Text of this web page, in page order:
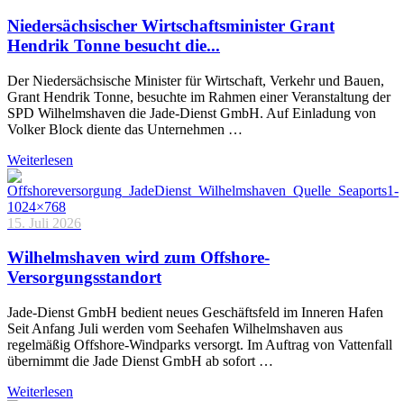
Niedersächsischer Wirtschaftsminister Grant
Hendrik Tonne besucht die...
Der Niedersächsische Minister für Wirtschaft, Verkehr und Bauen,
Grant Hendrik Tonne, besuchte im Rahmen einer Veranstaltung der
SPD Wilhelmshaven die Jade-Dienst GmbH. Auf Einladung von
Volker Block diente das Unternehmen …
Weiterlesen
15. Juli 2026
Wilhelmshaven wird zum Offshore-
Versorgungsstandort
Jade-Dienst GmbH bedient neues Geschäftsfeld im Inneren Hafen
Seit Anfang Juli werden vom Seehafen Wilhelmshaven aus
regelmäßig Offshore-Windparks versorgt. Im Auftrag von Vattenfall
übernimmt die Jade Dienst GmbH ab sofort …
Weiterlesen